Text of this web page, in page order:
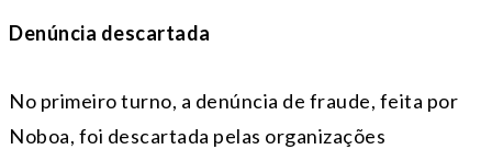
Denúncia descartada
No primeiro turno, a denúncia de fraude, feita por
Noboa, foi descartada pelas organizações